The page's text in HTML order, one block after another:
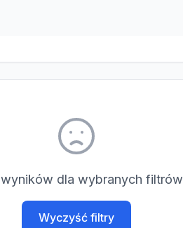
wyników dla wybranych filtrów
Wyczyść filtry